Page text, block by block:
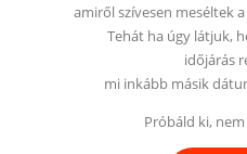
amiről szívesen meséltek
Tehát ha úgy látjuk,
időjárás
mi inkább másik
Próbáld ki,